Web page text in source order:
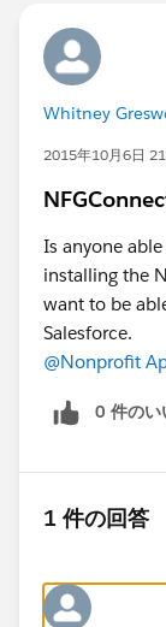
Whitney
2015年10月6日
Is anyone
installing the
want to be
Salesforce.
@Nonprofit
0 件のい
1 件の回答